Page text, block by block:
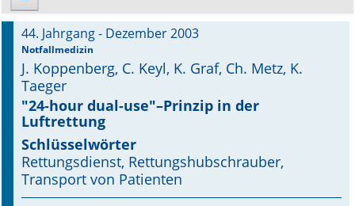
Suche
Aktuelle Ausgabe
Leitlinien
Archiv
Supplements
44. Jahrgang - Dezember 2003
Notfallmedizin
J. Koppenberg, C. Keyl, K. Graf, Ch. Metz, K.
Taeger
"24-hour dual-use"–Prinzip in der
Luftrettung
Schlüsselwörter
Rettungsdienst, Rettungshubschrauber,
Transport von Patienten